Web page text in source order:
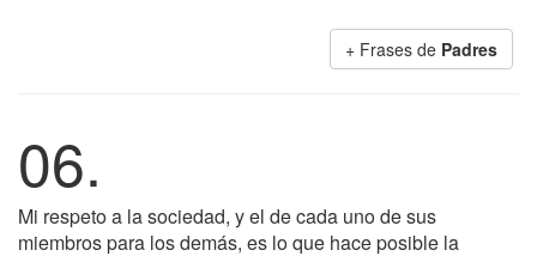
+ Frases de Padres
06.
Mi respeto a la sociedad, y el de cada uno de sus
miembros para los demás, es lo que hace posible la